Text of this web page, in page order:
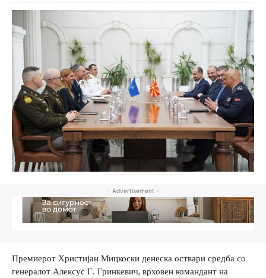
- Advertisement -
Премиерот Христијан Мицкоски денеска оствари средба со
генералот Алексус Г. Гринкевич, врховен командант на